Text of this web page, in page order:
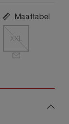
Maattabel
XXL